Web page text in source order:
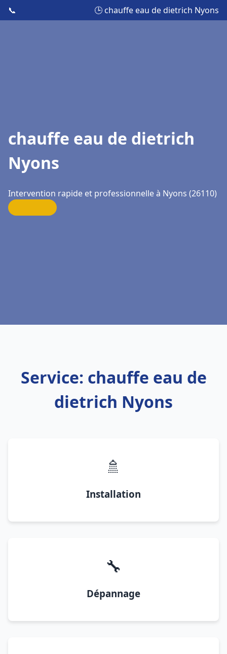
📞 🕒 chauffe eau de dietrich Nyons
chauffe eau de dietrich
Nyons
Intervention rapide et professionnelle à Nyons (26110)
Service: chauffe eau de
dietrich Nyons
🚿
Installation
🔧
Dépannage